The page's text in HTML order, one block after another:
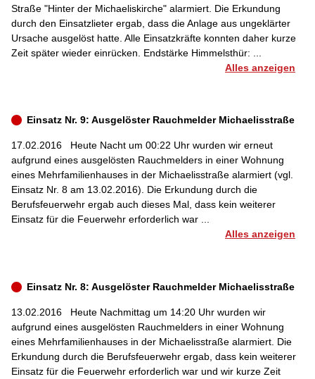
Straße "Hinter der Michaeliskirche" alarmiert. Die Erkundung
durch den Einsatzlieter ergab, dass die Anlage aus ungeklärter
Ursache ausgelöst hatte. Alle Einsatzkräfte konnten daher kurze
Zeit später wieder einrücken. Endstärke Himmelsthür: ...
Alles anzeigen
Einsatz Nr. 9: Ausgelöster Rauchmelder Michaelisstraße
17.02.2016 Heute Nacht um 00:22 Uhr wurden wir erneut
aufgrund eines ausgelösten Rauchmelders in einer Wohnung
eines Mehrfamilienhauses in der Michaelisstraße alarmiert (vgl.
Einsatz Nr. 8 am 13.02.2016). Die Erkundung durch die
Berufsfeuerwehr ergab auch dieses Mal, dass kein weiterer
Einsatz für die Feuerwehr erforderlich war ...
Alles anzeigen
Einsatz Nr. 8: Ausgelöster Rauchmelder Michaelisstraße
13.02.2016 Heute Nachmittag um 14:20 Uhr wurden wir
aufgrund eines ausgelösten Rauchmelders in einer Wohnung
eines Mehrfamilienhauses in der Michaelisstraße alarmiert. Die
Erkundung durch die Berufsfeuerwehr ergab, dass kein weiterer
Einsatz für die Feuerwehr erforderlich war und wir kurze Zeit